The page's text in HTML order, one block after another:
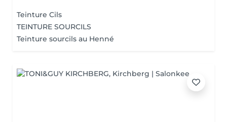
Teinture Cils
TEINTURE SOURCILS
Teinture sourcils au Henné